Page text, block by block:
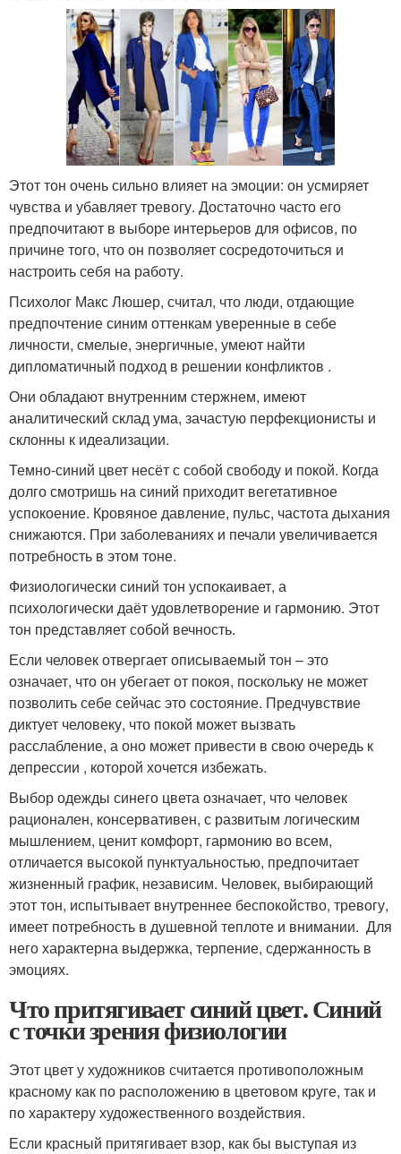
Этот тон очень сильно влияет на эмоции: он усмиряет
чувства и убавляет тревогу. Достаточно часто его
предпочитают в выборе интерьеров для офисов, по
причине того, что он позволяет сосредоточиться и
настроить себя на работу.
Психолог Макс Люшер, считал, что люди, отдающие
предпочтение синим оттенкам уверенные в себе
личности, смелые, энергичные, умеют найти
дипломатичный подход в решении конфликтов .
Они обладают внутренним стержнем, имеют
аналитический склад ума, зачастую перфекционисты и
склонны к идеализации.
Темно-синий цвет несёт с собой свободу и покой. Когда
долго смотришь на синий приходит вегетативное
успокоение. Кровяное давление, пульс, частота дыхания
снижаются. При заболеваниях и печали увеличивается
потребность в этом тоне.
Физиологически синий тон успокаивает, а
психологически даёт удовлетворение и гармонию. Этот
тон представляет собой вечность.
Если человек отвергает описываемый тон – это
означает, что он убегает от покоя, поскольку не может
позволить себе сейчас это состояние. Предчувствие
диктует человеку, что покой может вызвать
расслабление, а оно может привести в свою очередь к
депрессии , которой хочется избежать.
Выбор одежды синего цвета означает, что человек
рационален, консервативен, с развитым логическим
мышлением, ценит комфорт, гармонию во всем,
отличается высокой пунктуальностью, предпочитает
жизненный график, независим. Человек, выбирающий
этот тон, испытывает внутреннее беспокойство, тревогу,
имеет потребность в душевной теплоте и внимании. Для
него характерна выдержка, терпение, сдержанность в
эмоциях.
Что притягивает синий цвет. Синий
с точки зрения физиологии
Этот цвет у художников считается противоположным
красному как по расположению в цветовом круге, так и
по характеру художественного воздействия.
Если красный притягивает взор, как бы выступая из